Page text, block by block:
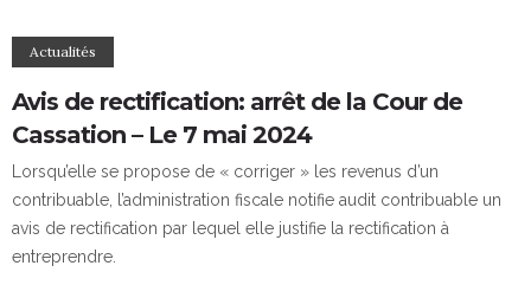
Actualités
Avis de rectification: arrêt de la Cour de
Cassation – Le 7 mai 2024
Lorsqu’elle se propose de « corriger » les revenus d’un
contribuable, l’administration fiscale notifie audit contribuable un
avis de rectification par lequel elle justifie la rectification à
entreprendre.